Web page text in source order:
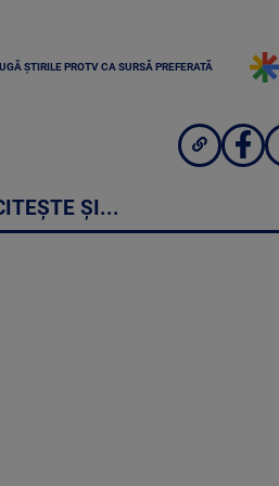
ȘTIRILE PROTV CA SURSĂ PREFERATĂ
ȘI...